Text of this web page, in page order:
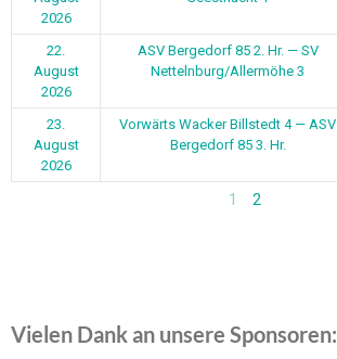
2026
22.
August
2026
ASV Bergedorf 85 2. Hr. — SV
Nettelnburg/Allermöhe 3
23.
August
2026
Vorwärts Wacker Billstedt 4 — ASV
Bergedorf 85 3. Hr.
1 2
Vielen Dank an unsere Sponsoren: